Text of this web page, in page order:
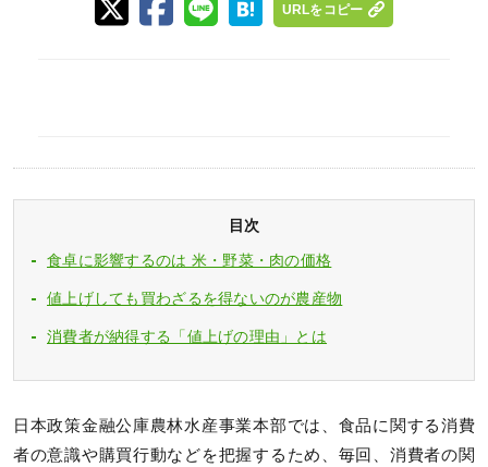
URLをコピー
目次
食卓に影響するのは 米・野菜・肉の価格
値上げしても買わざるを得ないのが農産物
消費者が納得する「値上げの理由」とは
日本政策金融公庫農林水産事業本部では、食品に関する消費
者の意識や購買行動などを把握するため、毎回、消費者の関